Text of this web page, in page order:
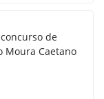
de
Moura Caetano